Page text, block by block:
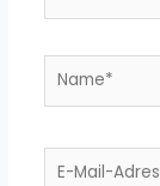
Name*
E-